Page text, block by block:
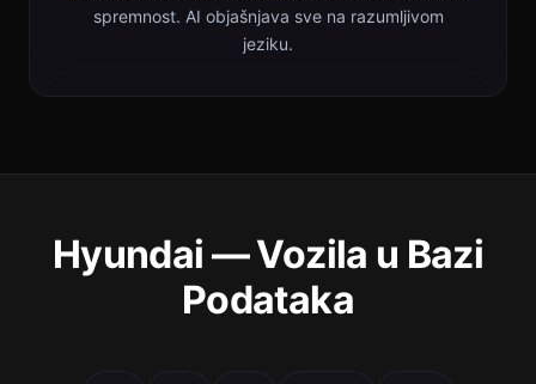
spremnost. AI objašnjava sve na razumljivom
jeziku.
Hyundai — Vozila u Bazi
Podataka